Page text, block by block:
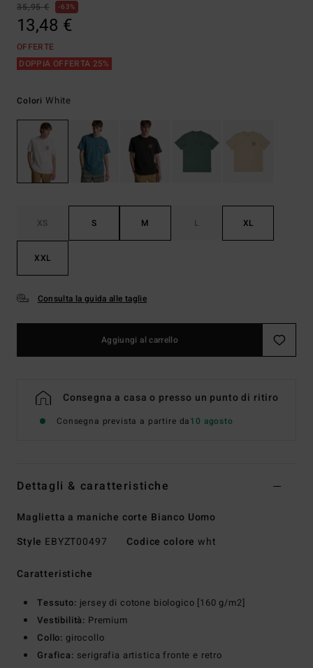
35,95 €
63%
13,48 €
OFFERTE
DOPPIA OFFERTA 25%
Colori White
XS S M L XL
XXL
Consulta la guida alle taglie
Aggiungi al carrello
Consegna a casa o presso un punto di ritiro
Consegna prevista a partire da10 agosto
Dettagli & caratteristiche
Maglietta a maniche corte Bianco Uomo
Style EBYZT00497 Codice colore wht
Caratteristiche
Tessuto: jersey di cotone biologico [160 g/m2]
Vestibilità: Premium
Collo: girocollo
Grafica: serigrafia artistica fronte e retro